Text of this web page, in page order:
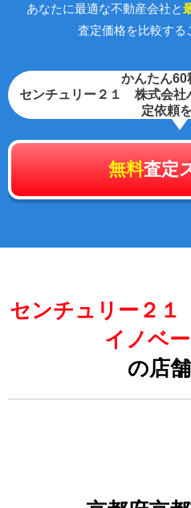
あなたに最適な不動産会社と
査定価格を比較する
かんたん60
センチュリー２１ 株式会社
定依頼
無料査定
センチュリー２
イノベ
の店